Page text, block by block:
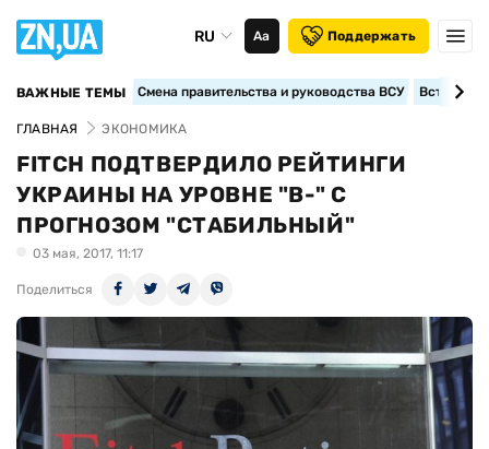
RU Аа Поддержать
ВАЖНЫЕ ТЕМЫ Смена правительства и руководства ВСУ
ГЛАВНАЯ ЭКОНОМИКА
FITCH ПОДТВЕРДИЛО РЕЙТИНГИ
УКРАИНЫ НА УРОВНЕ "B-" С
ПРОГНОЗОМ "СТАБИЛЬНЫЙ"
03 мая, 2017, 11:17
Поделиться